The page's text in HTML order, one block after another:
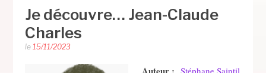
Je découvre… Jean-Claude
Charles
le15/11/2023